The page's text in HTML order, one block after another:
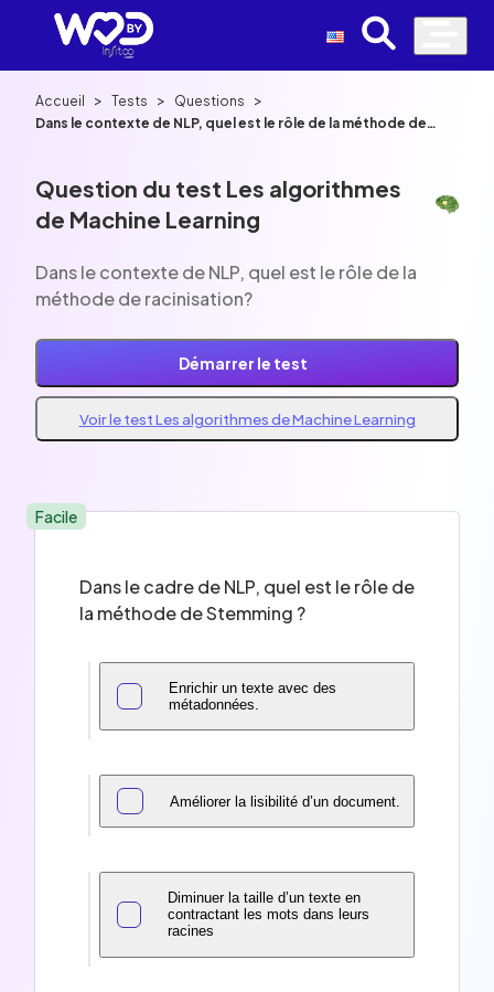
Accueil > Tests > Questions >
Dans le contexte de NLP, quel est le rôle de la méthode de
Question du test Les algorithmes
de Machine Learning
Dans le contexte de NLP, quel est le rôle de la
méthode de racinisation?
Démarrer le test
Voir le test Les algorithmes de Machine Learning
Facile
Dans le cadre de NLP, quel est le rôle de
la méthode de Stemming ?
Enrichir un texte avec des
métadonnées.
Améliorer la lisibilité d’un document.
Diminuer la taille d’un texte en
contractant les mots dans leurs
racines